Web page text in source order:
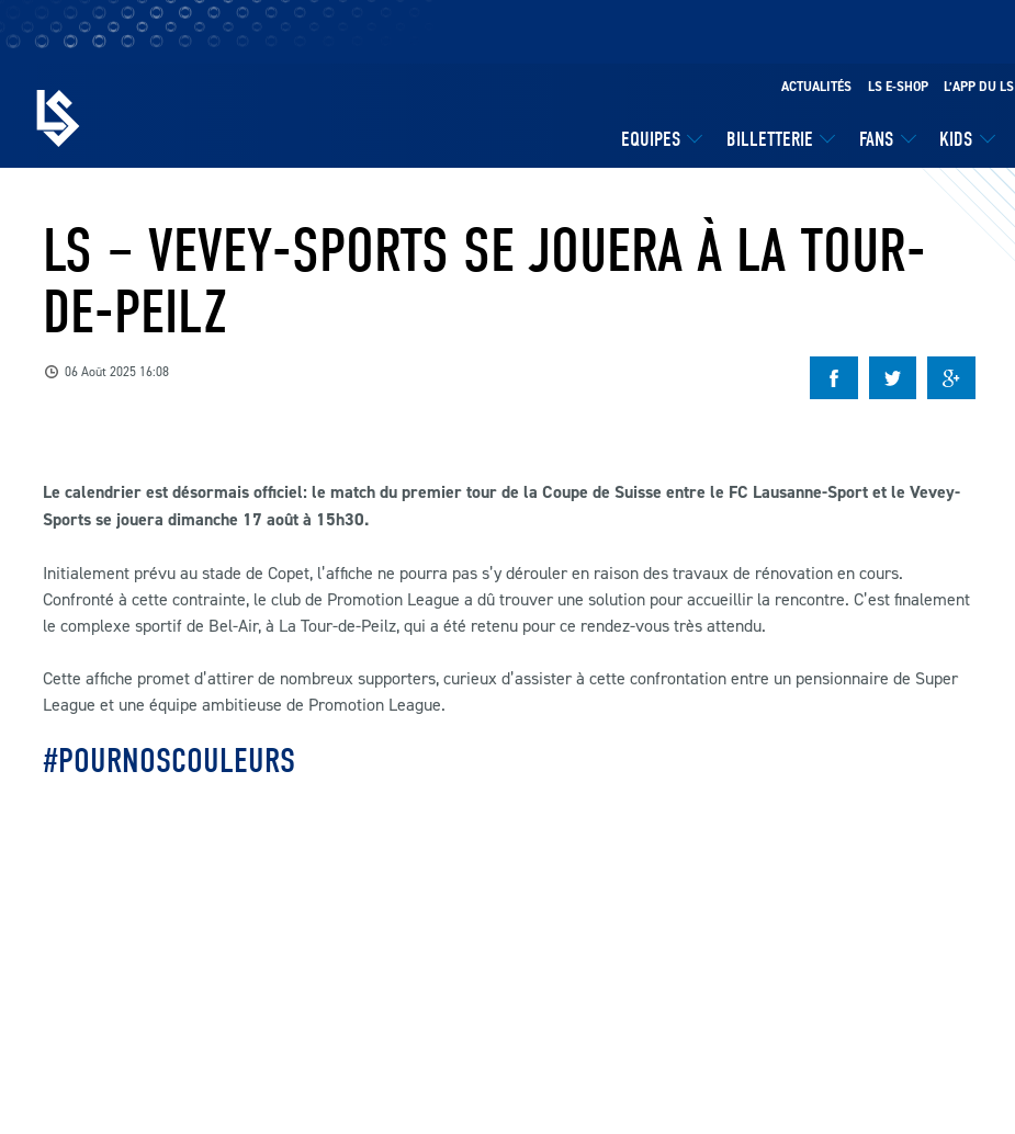
EQUIPES BILLETTERIE FANS KIDS
ACTUALITÉS LS E-SHOP L’APP DU LS
LS – VEVEY-SPORTS SE JOUERA À LA TOUR-
DE-PEILZ
06 Août 2025 16:08
Le calendrier est désormais officiel: le match du premier tour de la Coupe de Suisse entre le FC Lausanne-Sport et le Vevey-
Sports se jouera dimanche 17 août à 15h30.
Initialement prévu au stade de Copet, l’affiche ne pourra pas s’y dérouler en raison des travaux de rénovation en cours.
Confronté à cette contrainte, le club de Promotion League a dû trouver une solution pour accueillir la rencontre. C’est finalement
le complexe sportif de Bel-Air, à La Tour-de-Peilz, qui a été retenu pour ce rendez-vous très attendu.
Cette affiche promet d’attirer de nombreux supporters, curieux d’assister à cette confrontation entre un pensionnaire de Super
League et une équipe ambitieuse de Promotion League.
#POURNOSCOULEURS